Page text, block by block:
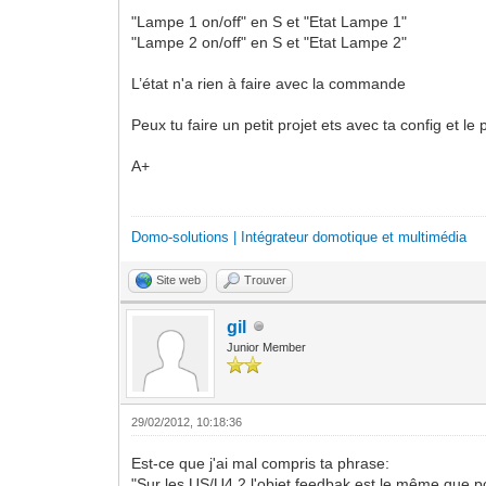
"Lampe 1 on/off" en S et "Etat Lampe 1"
"Lampe 2 on/off" en S et "Etat Lampe 2"
L’état n'a rien à faire avec la commande
Peux tu faire un petit projet ets avec ta config et le
A+
Domo-solutions | Intégrateur domotique et multimédia
Site web Trouver
gil
Junior Member
29/02/2012, 10:18:36
Est-ce que j'ai mal compris ta phrase: